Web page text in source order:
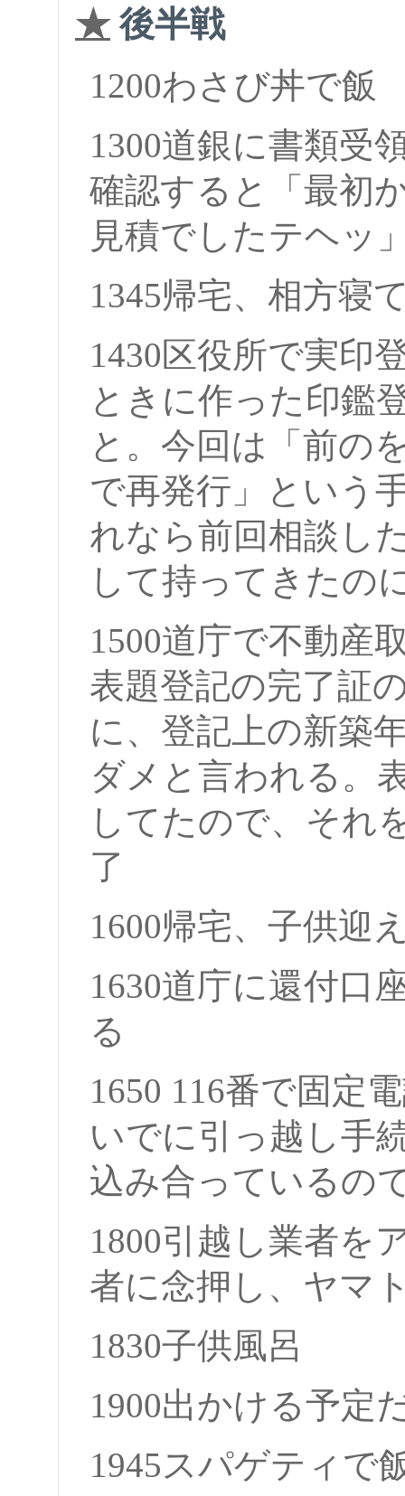
★後半戦
1200わさび丼で飯
1300道銀に書類受
確認すると「最初
見積でしたテヘッ
1345帰宅、相方寝
1430区役所で実印
ときに作った印鑑
と。今回は「前の
で再発行」という
れなら前回相談し
して持ってきたの
1500道庁で不動産
表題登記の完了証
に、登記上の新築
ダメと言われる。
してたので、それ
了
1600帰宅、子供迎
1630道庁に還付口
る
1650 116番で固定
いでに引っ越し手
込み合っているの
1800引越し業者を
者に念押し、ヤマ
1830子供風呂
1900出かける予定
1945スパゲティで